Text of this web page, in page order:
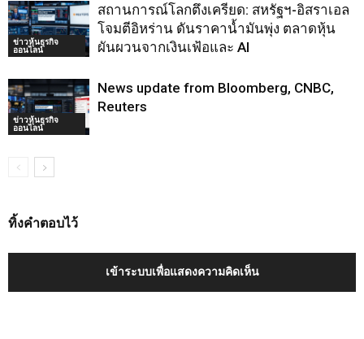
ข่าวหุ้นธุรกิจ
ออนไลน์
สถานการณ์โลกตึงเครียด: สหรัฐฯ-อิสราเอล
โจมตีอิหร่าน ดันราคาน้ำมันพุ่ง ตลาดหุ้น
ผันผวนจากเงินเฟ้อและ AI
ข่าวหุ้นธุรกิจ
ออนไลน์
News update from Bloomberg, CNBC,
Reuters
ทิ้งคำตอบไว้
เข้าระบบเพื่อแสดงความคิดเห็น